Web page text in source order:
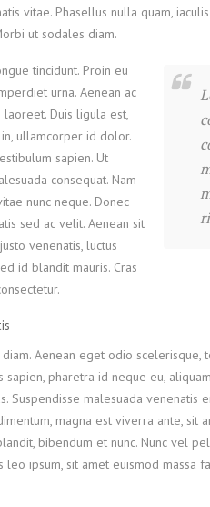
vitae. Phasellus nulla quam,
ut sodales diam.
tincidunt. Proin eu
urna. Aenean ac
Duis ligula est,
ullamcorper id dolor.
sapien. Ut
consequat. Nam
nunc neque. Donec
sed ac velit. Aenean sit
venenatis, luctus
id blandit mauris. Cras
Aenean eget odio scelerisque,
sapien, pharetra id neque eu,
Suspendisse malesuada venenatis
magna est viverra ante, sit
bibendum et nunc. Nunc vel
leo ipsum, sit amet euismod massa